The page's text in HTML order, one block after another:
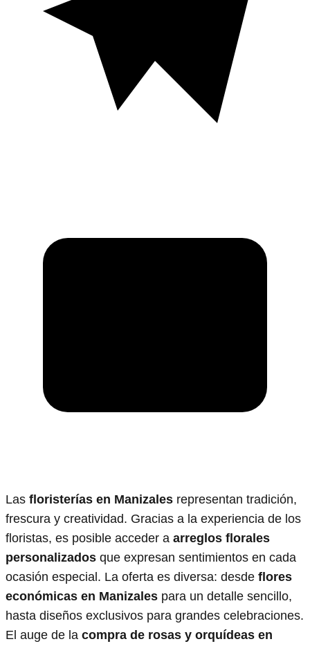
Las floristerías en Manizales representan tradición,
frescura y creatividad. Gracias a la experiencia de los
floristas, es posible acceder a arreglos florales
personalizados que expresan sentimientos en cada
ocasión especial. La oferta es diversa: desde flores
económicas en Manizales para un detalle sencillo,
hasta diseños exclusivos para grandes celebraciones.
El auge de la compra de rosas y orquídeas en